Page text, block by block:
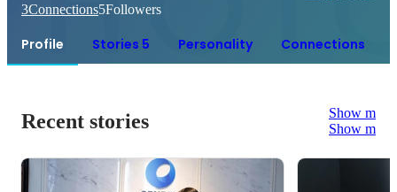
3Connections5Followers
Profile Stories 5 Personality Connections
Recent stories
Show more
Show more